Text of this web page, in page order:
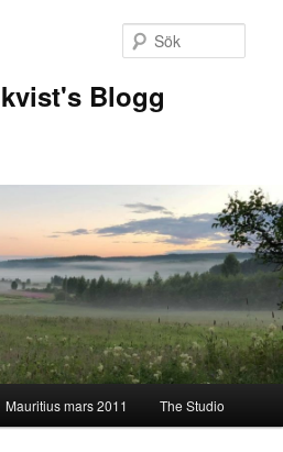
Blogg
Mauritius mars 2011 The Studio